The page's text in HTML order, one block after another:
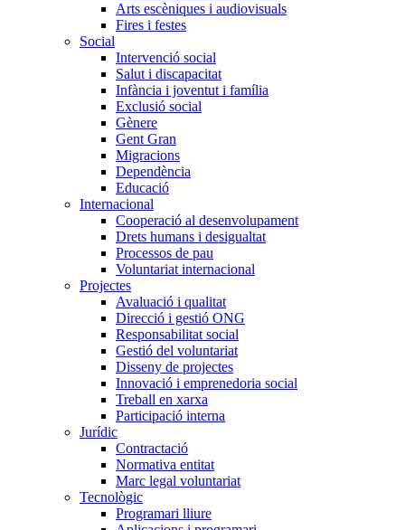
Arts escèniques i audiovisuals
Fires i festes
Social
Intervenció social
Salut i discapacitat
Infància i joventut i família
Exclusió social
Gènere
Gent Gran
Migracions
Dependència
Educació
Internacional
Cooperació al desenvolupament
Drets humans i desigualtat
Processos de pau
Voluntariat internacional
Projectes
Avaluació i qualitat
Direcció i gestió ONG
Responsabilitat social
Gestió del voluntariat
Disseny de projectes
Innovació i emprenedoria social
Treball en xarxa
Participació interna
Jurídic
Contractació
Normativa entitat
Marc legal voluntariat
Tecnològic
Programari lliure